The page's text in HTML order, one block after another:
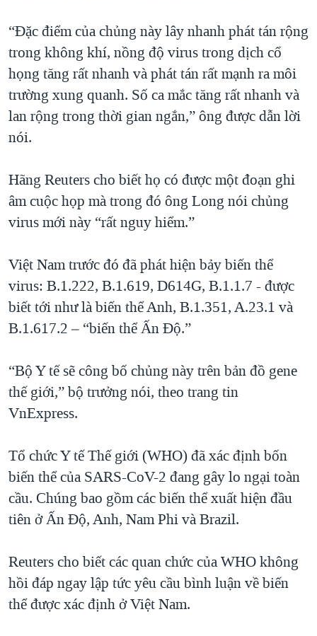
“Đặc điểm của chủng này lây nhanh phát tán rộng
trong không khí, nồng độ virus trong dịch cổ
họng tăng rất nhanh và phát tán rất mạnh ra môi
trường xung quanh. Số ca mắc tăng rất nhanh và
lan rộng trong thời gian ngắn,” ông được dẫn lời
nói.
Hãng Reuters cho biết họ có được một đoạn ghi
âm cuộc họp mà trong đó ông Long nói chủng
virus mới này “rất nguy hiểm.”
Việt Nam trước đó đã phát hiện bảy biến thể
virus: B.1.222, B.1.619, D614G, B.1.1.7 - được
biết tới như là biến thể Anh, B.1.351, A.23.1 và
B.1.617.2 – “biến thể Ấn Độ.”
“Bộ Y tế sẽ công bố chủng này trên bản đồ gene
thế giới,” bộ trưởng nói, theo trang tin
VnExpress.
Tổ chức Y tế Thế giới (WHO) đã xác định bốn
biến thể của SARS-CoV-2 đang gây lo ngại toàn
cầu. Chúng bao gồm các biến thể xuất hiện đầu
tiên ở Ấn Độ, Anh, Nam Phi và Brazil.
Reuters cho biết các quan chức của WHO không
hồi đáp ngay lập tức yêu cầu bình luận về biến
thể được xác định ở Việt Nam.